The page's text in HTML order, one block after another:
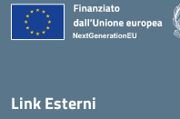
Link Esterni